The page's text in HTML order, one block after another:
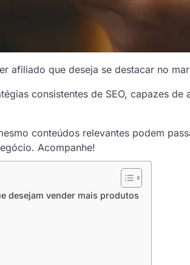
afiliado que deseja se destacar no
consistentes de SEO, capazes
conteúdos relevantes podem
Acompanhe!
desejam vender mais produtos